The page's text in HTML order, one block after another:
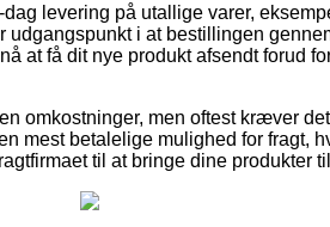
levering på utallige varer,
udgangspunkt i at bestillingen
at få dit nye produkt afsendt forud
omkostninger, men oftest kræver
mest betalelige mulighed for fragt,
til at bringe dine produkter